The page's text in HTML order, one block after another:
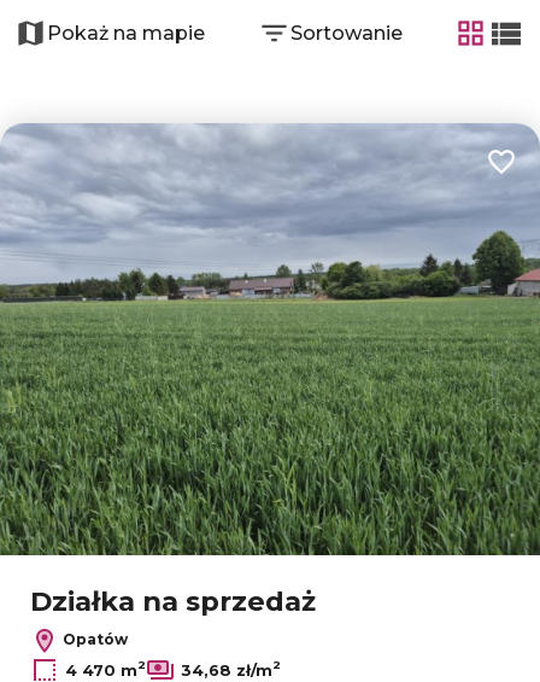
−
Leaflet|© OpenMapTiles© OpenStreetMap contributors
Pokaż na mapie Sortowanie
tabela
Działka na sprzedaż
Opatów
4 470 m2 34,68 zł/m2